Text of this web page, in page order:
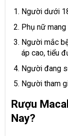
Người dưới
Phụ nữ
Người mắc
áp cao, tiểu
Người đang
Người tham
Rượu
Nay?